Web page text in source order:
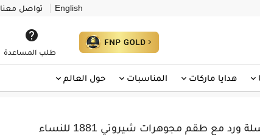
English تواصل معنا

طلب المساعدة
هدايا ماركات المناسبات حول العالم
ورد مع طقم مجوهرات شيروتي 1881 للنساء